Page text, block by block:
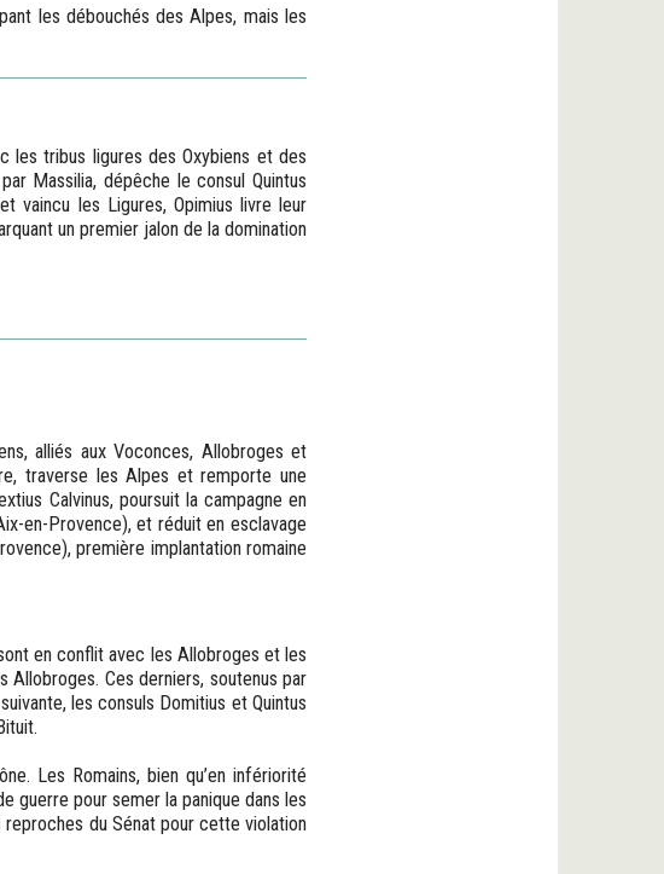
les débouchés des Alpes, mais les
les tribus ligures des Oxybiens et des
Massilia, dépêche le consul Quintus
vaincu les Ligures, Opimius livre leur
un premier jalon de la domination
alliés aux Voconces, Allobroges et
traverse les Alpes et remporte une
Calvinus, poursuit la campagne en
en-Provence), et réduit en esclavage
première implantation romaine
en conflit avec les Allobroges et les
Allobroges. Ces derniers, soutenus par
les consuls Domitius et Quintus
Les Romains, bien qu’en infériorité
guerre pour semer la panique dans les
du Sénat pour cette violation